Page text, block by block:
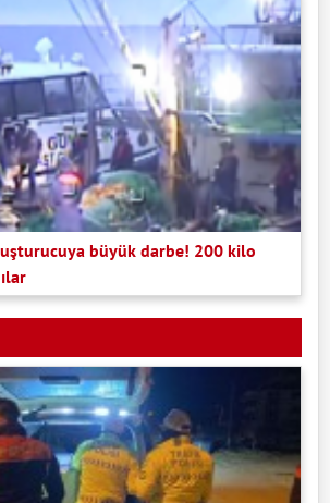
büyük darbe! 200 kilo